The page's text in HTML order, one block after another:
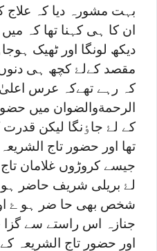
بہت مشورہ دیا کہ علاج
ان کا ہی کہنا تھا کہ میں
دیکھ لونگا اور ٹھیک
مقصد کےلۓ کچھ ہی دنوں
کہ رہے تھےکہ عرس
الرحمةوالضوان میں
کے لۓ جاٶنگا لیکن
تھا اور حضور تاج
جیسے کروڑوں غلامان
لۓ بریلی شریف حاضر
شخص بھی حا ضر ہو ۓ اور
جنازہ اس راستے سے گزا
اور حضور تاج الشریعہ